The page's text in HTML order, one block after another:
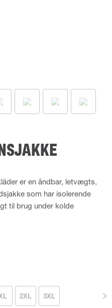
er en åndbar, letvægts,
som har isolerende
til brug under kolde
2XL 3XL